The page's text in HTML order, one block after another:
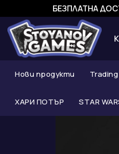
БЕЗПЛАТНА
Нови продукти
ХАРИ ПОТЪР STAR